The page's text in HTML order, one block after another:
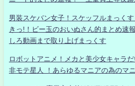
男装スケバン女子！スケッフルまっくす
きっ!！ビー玉のおいぬさん的まとめ速
しろ動画まで取り上げまっくす
ロボットアニメ！メカと美少女キャラ
非モテ星人 ！あらゆるマニアの為のマ